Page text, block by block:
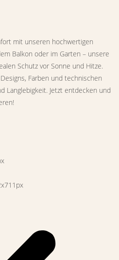
mit unseren hochwertigen
Balkon oder im Garten – unsere
Schutz vor Sonne und Hitze.
Farben und technischen
Langlebigkeit. Jetzt entdecken und